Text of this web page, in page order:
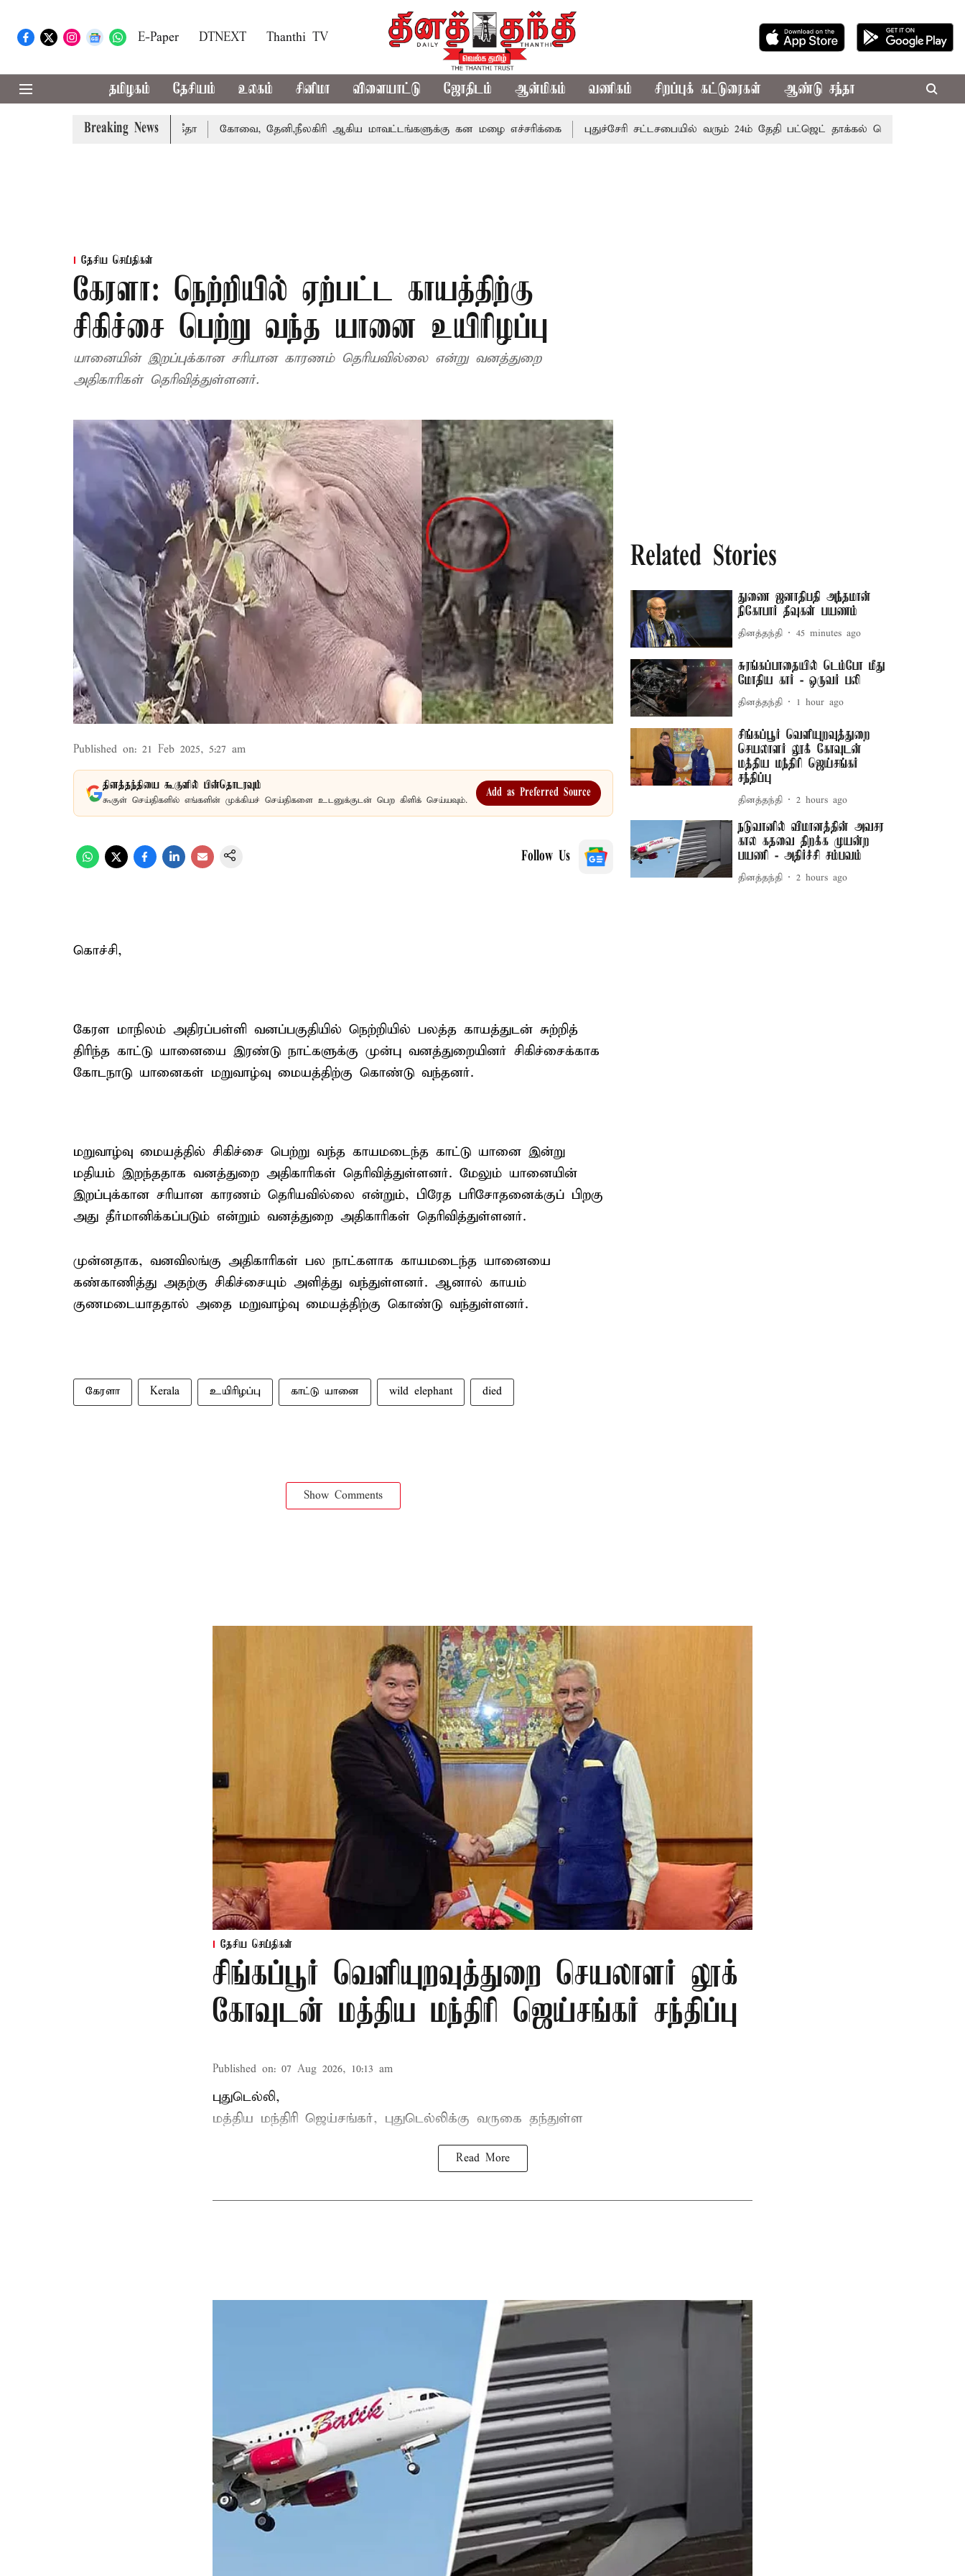
E-Paper DTNEXT Thanthi TV
தமிழகம் தேசியம் உலகம் சினிமா விளையாட்டு ஜோதிடம் ஆன்மிகம் வணிகம் சிறப்புக் கட்டுரைகள் ஆண்டு சந்தா
Breaking News
வாபஸ் பெற்றார் சங்கீதா கோவை, தேனி,நீலகிரி ஆகிய மாவட்டங்களுக்கு கன மழை எச்சரிக்கை புதுச்சேரி சட்டசபையில் வரும் 24ம் தேதி பட்ஜெட் தாக்கல் செய்கிறார் முதல்-அமைச்சர்
தேசிய செய்திகள்
கேரளா: நெற்றியில் ஏற்பட்ட காயத்திற்கு
சிகிச்சை பெற்று வந்த யானை உயிரிழப்பு
யானையின் இறப்புக்கான சரியான காரணம் தெரியவில்லை என்று வனத்துறை
அதிகாரிகள் தெரிவித்துள்ளனர்.
Published on: 21 Feb 2025, 5:27 am
தினத்தந்தியை கூகுளில் பின்தொடரவும்
கூகுள் செய்திகளில் எங்களின் முக்கியச் செய்திகளை உடனுக்குடன் பெற கிளிக் செய்யவும்.
Add as Preferred Source
Follow Us
கொச்சி,
கேரள மாநிலம் அதிரப்பள்ளி வனப்பகுதியில் நெற்றியில் பலத்த காயத்துடன் சுற்றித்
திரிந்த காட்டு யானையை இரண்டு நாட்களுக்கு முன்பு வனத்துறையினர் சிகிச்சைக்காக
கோடநாடு யானைகள் மறுவாழ்வு மையத்திற்கு கொண்டு வந்தனர்.
மறுவாழ்வு மையத்தில் சிகிச்சை பெற்று வந்த காயமடைந்த காட்டு யானை இன்று
மதியம் இறந்ததாக வனத்துறை அதிகாரிகள் தெரிவித்துள்ளனர். மேலும் யானையின்
இறப்புக்கான சரியான காரணம் தெரியவில்லை என்றும், பிரேத பரிசோதனைக்குப் பிறகு
அது தீர்மானிக்கப்படும் என்றும் வனத்துறை அதிகாரிகள் தெரிவித்துள்ளனர்.
முன்னதாக, வனவிலங்கு அதிகாரிகள் பல நாட்களாக காயமடைந்த யானையை
கண்காணித்து அதற்கு சிகிச்சையும் அளித்து வந்துள்ளனர். ஆனால் காயம்
குணமடையாததால் அதை மறுவாழ்வு மையத்திற்கு கொண்டு வந்துள்ளனர்.
கேரளா Kerala உயிரிழப்பு காட்டு யானை wild elephant died
Show Comments
Related Stories
துணை ஜனாதிபதி அந்தமான்
நிகோபார் தீவுகள் பயணம்
தினத்தந்தி 45 minutes ago
சுரங்கப்பாதையில் டெம்போ மீது
மோதிய கார் - ஒருவர் பலி
தினத்தந்தி 1 hour ago
சிங்கப்பூர் வெளியுறவுத்துறை
செயலாளர் லூக் கோவுடன்
மத்திய மந்திரி ஜெய்சங்கர்
சந்திப்பு
தினத்தந்தி 2 hours ago
நடுவானில் விமானத்தின் அவசர
கால கதவை திறக்க முயன்ற
பயணி - அதிர்ச்சி சம்பவம்
தினத்தந்தி 2 hours ago
தேசிய செய்திகள்
சிங்கப்பூர் வெளியுறவுத்துறை செயலாளர் லூக்
கோவுடன் மத்திய மந்திரி ஜெய்சங்கர் சந்திப்பு
Published on: 07 Aug 2026, 10:13 am
புதுடெல்லி,
மத்திய மந்திரி ஜெய்சங்கர், புதுடெல்லிக்கு வருகை தந்துள்ள
Read More